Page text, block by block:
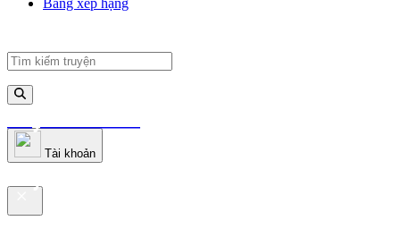
Bảng xếp hạng
truyenfullz.com
Tài khoản
truyenfullz.com